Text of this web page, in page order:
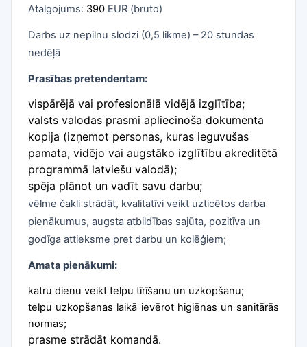
Atalgojums: 390 EUR (bruto)
Darbs uz nepilnu slodzi (0,5 likme) – 20 stundas
nedēļā
Prasības pretendentam:
vispārējā vai profesionālā vidējā izglītība;
valsts valodas prasmi apliecinoša dokumenta
kopija (izņemot personas, kuras ieguvušas
pamata, vidējo vai augstāko izglītību akreditētā
programmā latviešu valodā);
spēja plānot un vadīt savu darbu;
vēlme čakli strādāt, kvalitatīvi veikt uzticētos darba
pienākumus, augsta atbildības sajūta, pozitīva un
godīga attieksme pret darbu un kolēģiem;
Amata pienākumi:
katru dienu veikt telpu tīrīšanu un uzkopšanu;
telpu uzkopšanas laikā ievērot higiēnas un sanitārās
normas;
prasme strādāt komandā.